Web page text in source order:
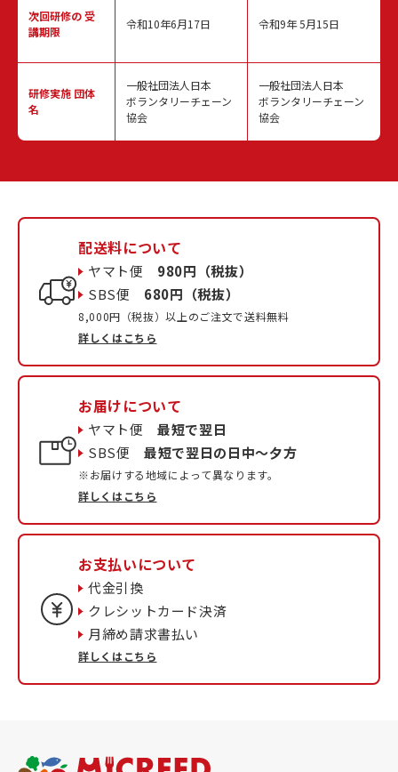
次回研修の受
講期限
研修実施 団体
名
令和10年6月17日
一般社団法人日本
ボランタリーチェーン
協会
令和9年 5月15日
一般社団法人日本
ボランタリーチェーン
協会
配送料について
ヤマト便 980円（税抜）
SBS便 680円（税抜）
8,000円（税抜）以上のご注文で送料無料
詳しくはこちら
お届けについて
ヤマト便最短で翌日
SBS便最短で翌日の日中〜夕方
※お届けする地域によって異なります。
詳しくはこちら
お支払いについて
代金引換
クレシットカード決済
月締め請求書払い
詳しくはこちら